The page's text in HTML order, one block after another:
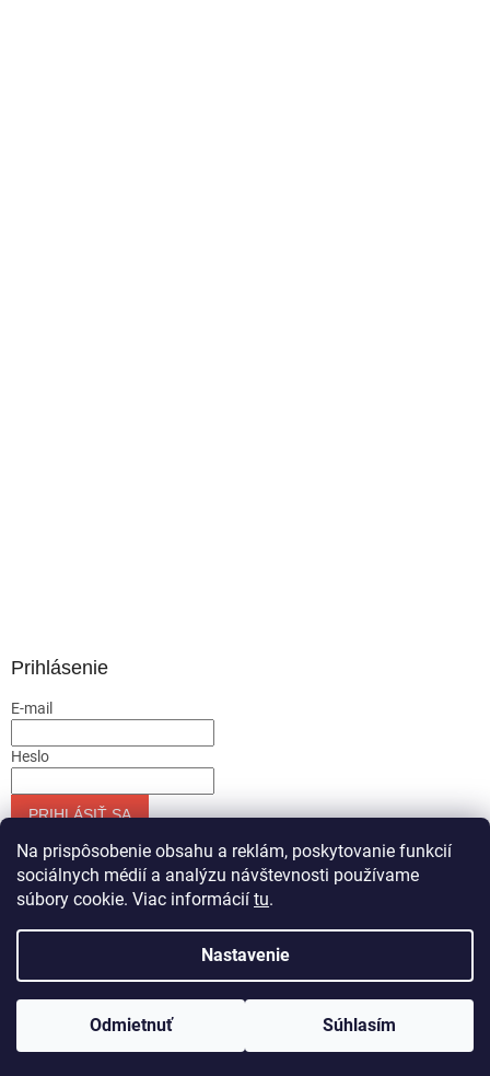
Na prispôsobenie obsahu a reklám, poskytovanie funkcií
sociálnych médií a analýzu návštevnosti používame
súbory cookie. Viac informácií tu.
Nastavenie
Odmietnuť Súhlasím
Prihlásenie
E-mail
Heslo
PRIHLÁSIŤ SA
Nová registráciaZabudnuté heslo
Servis-runar sro
Upraviť nastavenie cookies